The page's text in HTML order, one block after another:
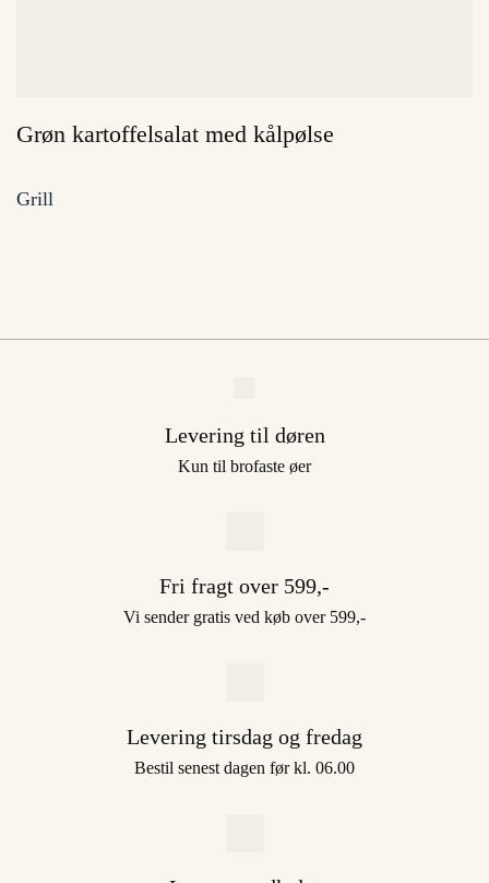
Grøn kartoffelsalat med kålpølse
Grill
Levering til døren
Kun til brofaste øer
Fri fragt over 599,-
Vi sender gratis ved køb over 599,-
Levering tirsdag og fredag
Bestil senest dagen før kl. 06.00